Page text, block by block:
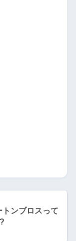
トンブロスって